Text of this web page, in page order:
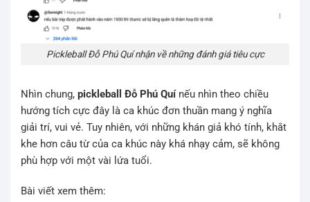
Pickleball Đỗ Phú Quí nhận về những đánh giá tiêu cực
Nhìn chung, pickleball Đỗ Phú Quínếu nhìn theo chiều
hướng tích cực đây là ca khúc đơn thuần mang ý nghĩa
giải trí, vui vẻ. Tuy nhiên, với những khán giả khó tính, khắt
khe hơn câu từ của ca khúc này khá nhạy cảm, sẽ không
phù hợp với một vài lứa tuổi.
Bài viết xem thêm: